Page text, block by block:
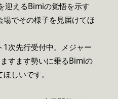
迎えるBimiの覚悟を示す
でその様子を見届けてほ
次先行受付中。メジャー
すます勢いに乗るBimiの
しいです。